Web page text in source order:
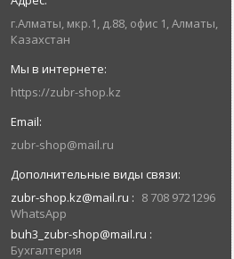
г.Алматы, мкр.1, д.88, офис 1, Алматы,
Казахстан
https://zubr-shop.kz
zubr-shop@mail.ru
zubr-shop.kz@mail.ru
8 708 9721296
WhatsApp
buh3_zubr-shop@mail.ru
Бухгалтерия